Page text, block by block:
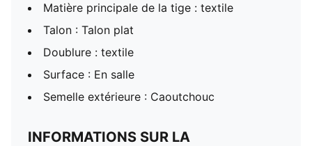
Matière principale de la tige : textile
Talon : Talon plat
Doublure : textile
Surface : En salle
Semelle extérieure : Caoutchouc
INFORMATIONS SUR LA